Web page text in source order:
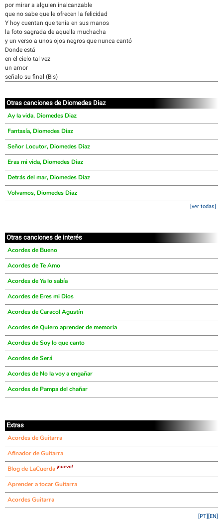
por mirar a alguien inalcanzable
que no sabe que le ofrecen la felicidad
Y hoy cuentan que tenia en sus manos
la foto sagrada de aquella muchacha
y un verso a unos ojos negros que nunca cantó
Donde está
en el cielo tal vez
un amor
señalo su final (Bis)
Otras canciones de Diomedes Diaz
Ay la vida, Diomedes Diaz
Fantasía, Diomedes Diaz
Señor Locutor, Diomedes Diaz
Eras mi vida, Diomedes Diaz
Detrás del mar, Diomedes Diaz
Volvamos, Diomedes Diaz
[ver todas]
Otras canciones de interés
Acordes de Bueno
Acordes de Te Amo
Acordes de Ya lo sabía
Acordes de Eres mi Dios
Acordes de Caracol Agustín
Acordes de Quiero aprender de memoria
Acordes de Soy lo que canto
Acordes de Será
Acordes de No la voy a engañar
Acordes de Pampa del chañar
Extras
Acordes de Guitarra
Afinador de Guitarra
Blog de LaCuerda ¡nuevo!
Aprender a tocar Guitarra
Acordes Guitarra
[EN]
[PT]